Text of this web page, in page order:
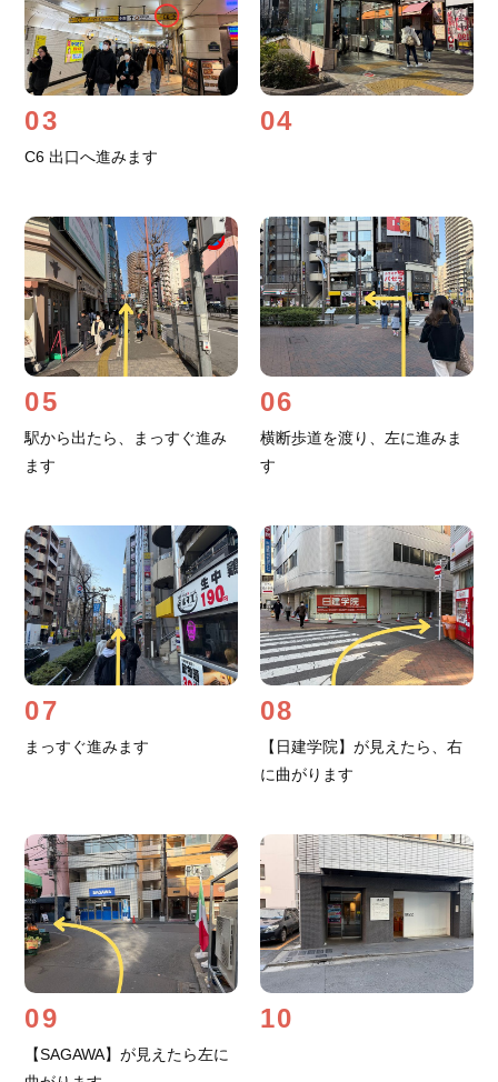
03
C6 出口へ進みます
04
05
駅から出たら、まっすぐ進み
ます
06
横断歩道を渡り、左に進みま
す
07
まっすぐ進みます
08
【日建学院】が見えたら、右
に曲がります
09
【SAGAWA】が見えたら左に
10